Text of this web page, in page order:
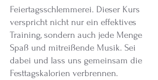
Feiertagsschlemmerei. Dieser Kurs
verspricht nicht nur ein effektives
Training, sondern auch jede Menge
Spaß und mitreißende Musik. Sei
dabei und lass uns gemeinsam die
Festtagskalorien verbrennen.